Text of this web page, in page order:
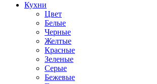
Кухни
Цвет
Белые
Черные
Желтые
Красные
Зеленые
Серые
Бежевые